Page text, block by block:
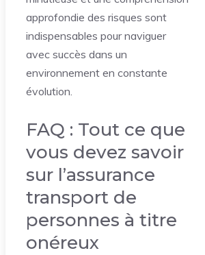
approfondie des risques sont
indispensables pour naviguer
avec succès dans un
environnement en constante
évolution.
FAQ : Tout ce que
vous devez savoir
sur l’assurance
transport de
personnes à titre
onéreux